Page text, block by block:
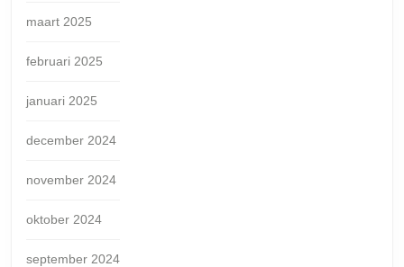
maart 2025
februari 2025
januari 2025
december 2024
november 2024
oktober 2024
september 2024